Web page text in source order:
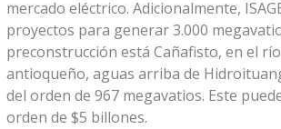
mercado eléctrico. Adicionalmente,
proyectos para generar 3.000
preconstrucción está Cañafisto, en el
antioqueño, aguas arriba de
del orden de 967 megavatios. Este
orden de $5 billones.